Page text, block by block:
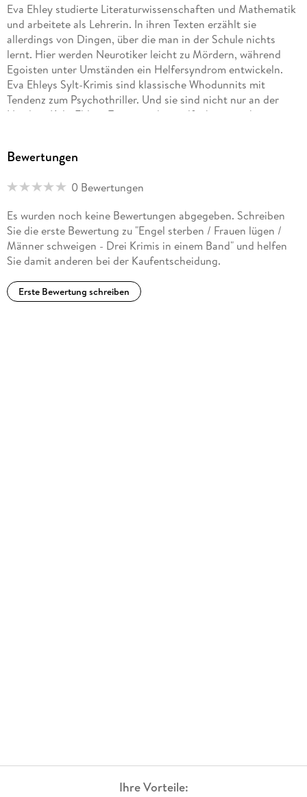
Eva Ehley studierte Literaturwissenschaften und Mathematik
und arbeitete als Lehrerin. In ihren Texten erzählt sie
allerdings von Dingen, über die man in der Schule nichts
lernt. Hier werden Neurotiker leicht zu Mördern, während
Egoisten unter Umständen ein Helfersyndrom entwickeln.
Eva Ehleys Sylt-Krimis sind klassische Whodunnits mit
Tendenz zum Psychothriller. Und sie sind nicht nur an der
Nordsee Kult. Ehleys Texte wurden vielfach preisgekrönt u. a.
Bewertungen
0 Bewertungen
Es wurden noch keine Bewertungen abgegeben. Schreiben
Sie die erste Bewertung zu "Engel sterben / Frauen lügen /
Männer schweigen - Drei Krimis in einem Band" und helfen
Sie damit anderen bei der Kaufentscheidung.
Erste Bewertung schreiben
Ihre Vorteile: